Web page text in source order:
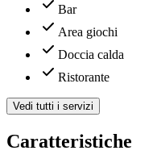
Bar
Area giochi
Doccia calda
Ristorante
Vedi tutti i servizi
Caratteristiche